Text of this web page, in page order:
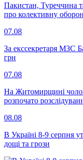
Пакистан, Туреччина
про колективну
07.08
За екссекретаря МЗС
грн
07.08
На Житомирщині
розпочато
08.08
В Україні 8-9 серпня
дощі та грози